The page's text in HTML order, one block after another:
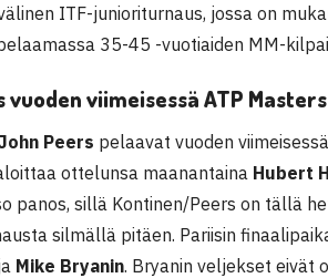
ITF-junioriturnaus, jossa on
35-45 -vuotiaiden MM-
viimeisessä ATP
Peers pelaavat vuoden
ottelunsa maanantaina Hubert
panos, sillä Kontinen/Peers on tällä
silmällä pitäen. Pariisin
Mike Bryanin. Bryanin veljekset eivät